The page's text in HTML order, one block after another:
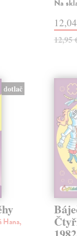
Na
12,95
dotlač
Hana,